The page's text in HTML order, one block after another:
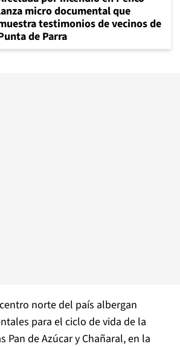
micro documental que
testimonios de vecinos de
de Parra
norte del país albergan
para el ciclo de vida de la
Pan de Azúcar y Chañaral, en la